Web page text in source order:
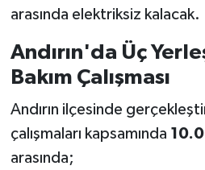
arasında elektriksiz kalacak.
Andırın'da Üç
Bakım Çalışması
Andırın ilçesinde
çalışmaları kapsamında
arasında;